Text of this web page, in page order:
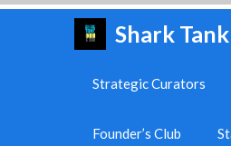
Shark
Strategic Curators
Founder’s Club